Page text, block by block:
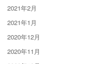
2021年2月
2021年1月
2020年12月
2020年11月